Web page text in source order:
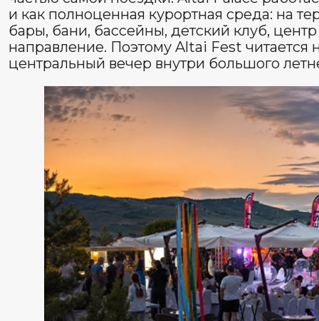
Что делает Altai Fest сильной
У хорошего летнего события всегда есть понятный
среда вокруг. На Алтае такие события работают
поездка сюда и так наполнена природой, водой,
фестиваль даёт этой поездке ещё и один большой
случайный, а именно событийный. Поэтому Altai Fest
едет специально на музыку, но и тех, кто хочет,
одним красивым видом, а чем-то более масштабным.